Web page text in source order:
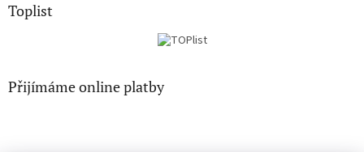
Toplist
Přijímáme online platby